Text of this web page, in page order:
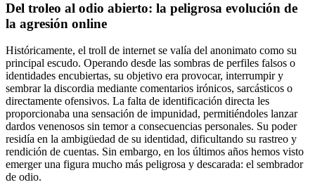
Del troleo al odio abierto: la peligrosa evolución de
la agresión online
Históricamente, el troll de internet se valía del anonimato como su
principal escudo. Operando desde las sombras de perfiles falsos o
identidades encubiertas, su objetivo era provocar, interrumpir y
sembrar la discordia mediante comentarios irónicos, sarcásticos o
directamente ofensivos. La falta de identificación directa les
proporcionaba una sensación de impunidad, permitiéndoles lanzar
dardos venenosos sin temor a consecuencias personales. Su poder
residía en la ambigüedad de su identidad, dificultando su rastreo y
rendición de cuentas. Sin embargo, en los últimos años hemos visto
emerger una figura mucho más peligrosa y descarada: el sembrador
de odio.